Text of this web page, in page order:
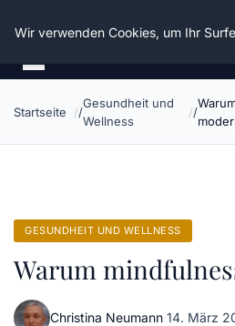
Die Schnitter
Startseite
Gesundheit und
Wellness
GESUNDHEIT UND WELLNESS
Warum
Christina Neumann·14. März
Wir verwenden Cookies, um Ihr